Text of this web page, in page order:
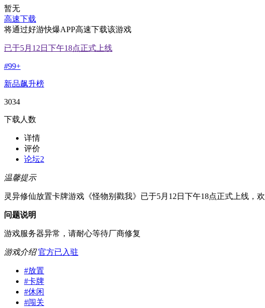
暂无
高速下载
将通过好游快爆APP高速下载该游戏
已于5月12日下午18点正式上线
#99+
新品飙升榜
3034
下载人数
详情
评价
论坛2
温馨提示
灵异修仙放置卡牌游戏《怪物别戳我》已于5月12日下午18点正式上线，欢
问题说明
游戏服务器异常，请耐心等待厂商修复
游戏介绍 官方已入驻
#放置
#卡牌
#休闲
#闯关